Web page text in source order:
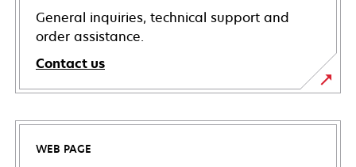
General inquiries, technical support and
order assistance.
Contact us
WEB PAGE